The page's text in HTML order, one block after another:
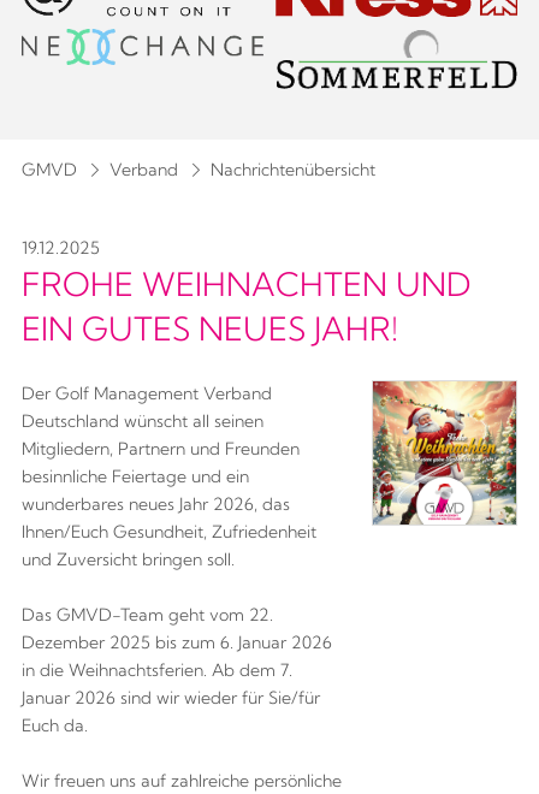
GMVD Verband Nachrichtenübersicht
19.12.2025
FROHE WEIHNACHTEN UND
EIN GUTES NEUES JAHR!
Der Golf Management Verband
Deutschland wünscht all seinen
Mitgliedern, Partnern und Freunden
besinnliche Feiertage und ein
wunderbares neues Jahr 2026, das
Ihnen/Euch Gesundheit, Zufriedenheit
und Zuversicht bringen soll.
Das GMVD-Team geht vom 22.
Dezember 2025 bis zum 6. Januar 2026
in die Weihnachtsferien. Ab dem 7.
Januar 2026 sind wir wieder für Sie/für
Euch da.
Wir freuen uns auf zahlreiche persönliche